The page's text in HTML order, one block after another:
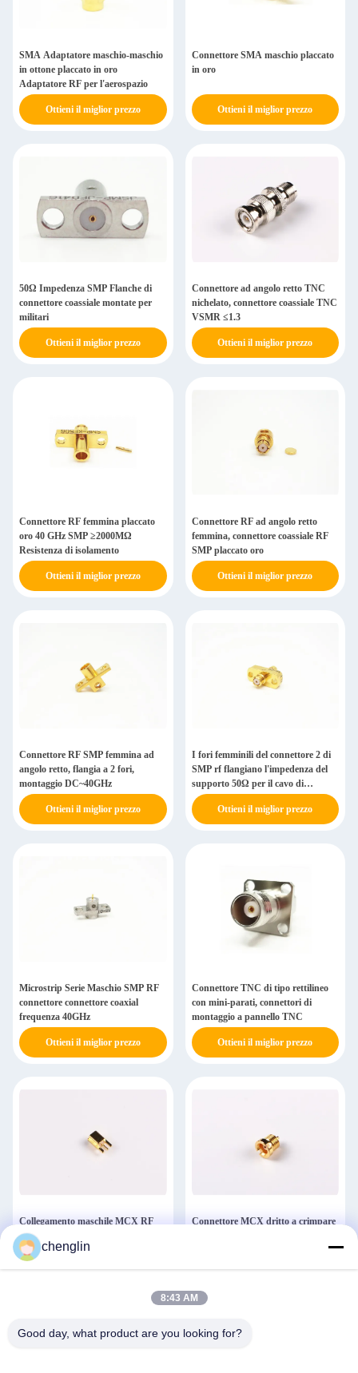
SMA Adaptatore maschio-maschio
in ottone placcato in oro
Adaptatore RF per l'aerospazio
Ottieni il miglior prezzo
Connettore SMA maschio placcato
in oro
Ottieni il miglior prezzo
50Ω Impedenza SMP Flanche di
connettore coassiale montate per
militari
Ottieni il miglior prezzo
Connettore ad angolo retto TNC
nichelato, connettore coassiale TNC
VSMR ≤1.3
Ottieni il miglior prezzo
Connettore RF femmina placcato
oro 40 GHz SMP ≥2000MΩ
Resistenza di isolamento
Ottieni il miglior prezzo
Connettore RF ad angolo retto
femmina, connettore coassiale RF
SMP placcato oro
Ottieni il miglior prezzo
Connettore RF SMP femmina ad
angolo retto, flangia a 2 fori,
montaggio DC~40GHz
Ottieni il miglior prezzo
I fori femminili del connettore 2 di
SMP rf flangiano l'impedenza del
supporto 50Ω per il cavo di
MF108A
Ottieni il miglior prezzo
Microstrip Serie Maschio SMP RF
connettore connettore coaxial
frequenza 40GHz
Ottieni il miglior prezzo
Connettore TNC di tipo rettilineo
con mini-parati, connettori di
montaggio a pannello TNC
Ottieni il miglior prezzo
Collegamento maschile MCX RF
connettore cavo di ottone
connettore coaxial per montaggio
PCB
Connettore MCX dritto a crimpare
chenglin
8:43 AM
Good day, what product are you looking for?